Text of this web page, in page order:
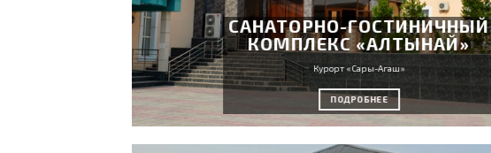
САНАТОРНО-ГОСТИНИЧНЫЙ
КОМПЛЕКС «АЛТЫНАЙ»
Курорт «Сары-Агаш»
ПОДРОБНЕЕ